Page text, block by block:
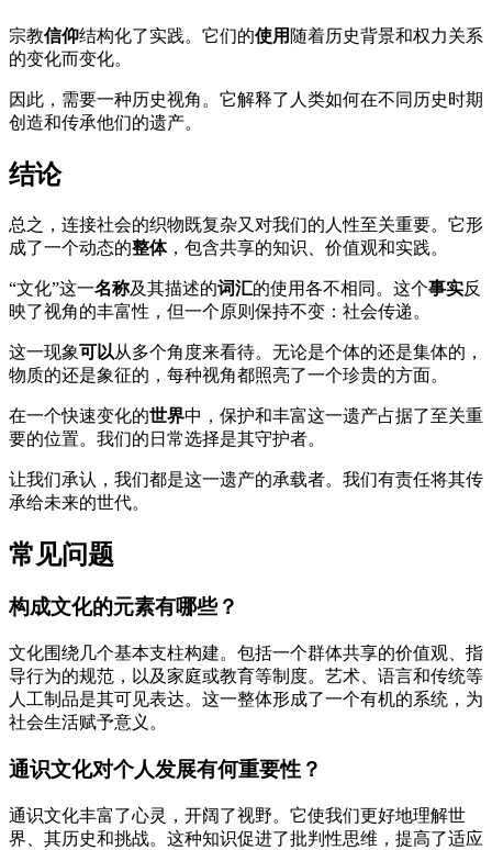
宗教信仰结构化了实践。它们的使用 随着历史背景和权力关系
的变化而变化。
因此，需要一种历史视角。它解释了人类如何在不同历史时期
创造和传承他们的遗产。
结论
总之，连接社会的织物既复杂又对我们的人性至关重要。它形
成了一个动态的整体，包含共享的知识、价值观和实践。
“文化”这一名称及其描述的词汇的使用各不相同。这个事实反
映了视角的丰富性，但一个原则保持不变：社会传递。
这一现象可以从多个角度来看待。无论是个体的还是集体的，
物质的还是象征的，每种视角都照亮了一个珍贵的方面。
在一个快速变化的世界中，保护和丰富这一遗产占据了至关重
要的位置。我们的日常选择是其守护者。
让我们承认，我们都是这一遗产的承载者。我们有责任将其传
承给未来的世代。
常见问题
构成文化的元素有哪些？
文化围绕几个基本支柱构建。包括一个群体共享的价值观、指
导行为的规范，以及家庭或教育等制度。艺术、语言和传统等
人工制品是其可见表达。这一整体形成了一个有机的系统，为
社会生活赋予意义。
通识文化对个人发展有何重要性？
通识文化丰富了心灵，开阔了视野。它使我们更好地理解世
界、其历史和挑战。这种知识促进了批判性思维，提高了适应